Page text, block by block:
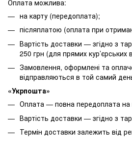
Оплата можлива:
на карту (передоплата);
післяплатою (оплата при
Вартість доставки — згідно з
250 грн (для прямих кур’єрських
Замовлення, оформлені та
відправляються в той самий
«Укрпошта»
Оплата — повна передоплата на
Вартість доставки — згідно з
Термін доставки залежить від